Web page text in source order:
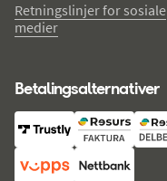
Retningslinjer for sosiale
medier
Betalingsalternativer